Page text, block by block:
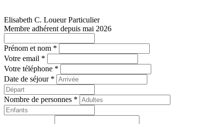
Elisabeth C. Loueur Particulier
Membre adhérent depuis mai 2026
Prénom et nom *
Votre email *
Votre téléphone *
Date de séjour *
Nombre de personnes *